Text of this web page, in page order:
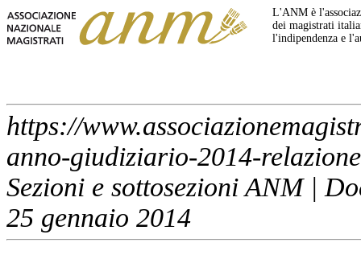
L'ANM è
dei magistrati
l'indipendenza e
https://
anno-giudiziario-2014-
Sezioni e sottosezioni ANM |
25 gennaio 2014